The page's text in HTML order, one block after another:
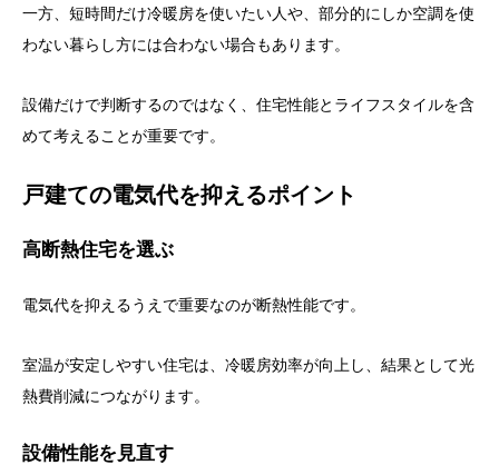
一方、短時間だけ冷暖房を使いたい人や、部分的にしか空調を使
わない暮らし方には合わない場合もあります。
設備だけで判断するのではなく、住宅性能とライフスタイルを含
めて考えることが重要です。
戸建ての電気代を抑えるポイント
高断熱住宅を選ぶ
電気代を抑えるうえで重要なのが断熱性能です。
室温が安定しやすい住宅は、冷暖房効率が向上し、結果として光
熱費削減につながります。
設備性能を見直す